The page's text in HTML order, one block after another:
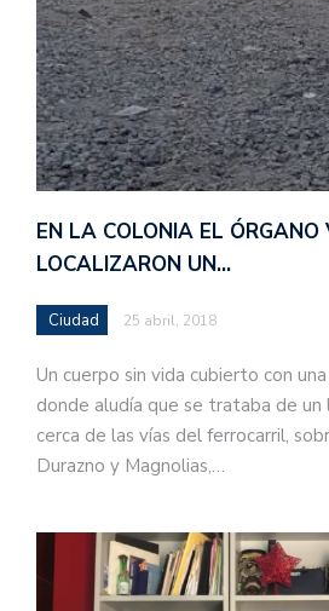
EN LA COLONIA EL ÓRGANO
LOCALIZARON UN…
Ciudad 25 abril, 2018
Un cuerpo sin vida cubierto con
donde aludía que se trataba de un
cerca de las vías del ferrocarril,
Durazno y Magnolias,…